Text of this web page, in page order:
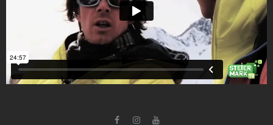
  